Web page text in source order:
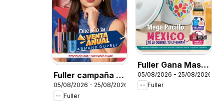
Fuller campaña 9
2026
05/08/2026 - 25/08/2026
Fuller
Fuller Gana Mas 9
2026
05/08/2026 - 25/08/2026
Fuller